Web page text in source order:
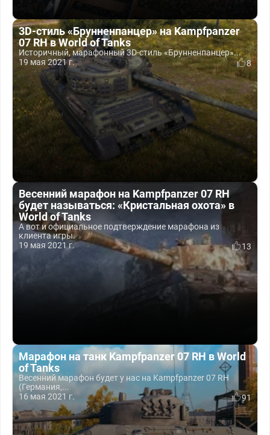
3D-стиль «Брунненпанцер» на Kampfpanzer
07 RH в World of Tanks
Историчный, марафонный 3D-стиль «Брунненпанцер»...
19 мая 2021 г.
8
Весенний марафон на Kampfpanzer 07 RH
будет называться: «Кристальная охота» в
World of Tanks
А вот и официальное подтверждение марафона из
клиента игры.
19 мая 2021 г.
13
Марафон на танк Kampfpanzer 07 RH в World
of Tanks
Весенний марафон будет у нас на Kampfpanzer 07 RH
(Германия,...
16 мая 2021 г.
91